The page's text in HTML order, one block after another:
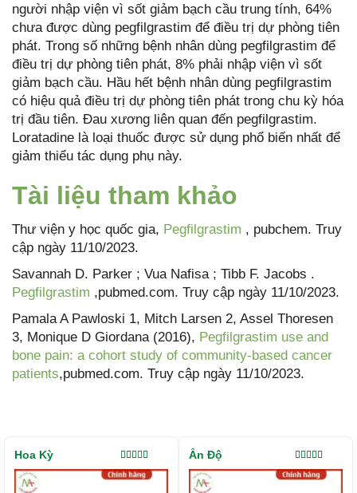
người nhập viện vì sốt giảm bạch cầu trung tính, 64%
chưa được dùng pegfilgrastim để điều trị dự phòng tiên
phát. Trong số những bệnh nhân dùng pegfilgrastim để
điều trị dự phòng tiên phát, 8% phải nhập viện vì sốt
giảm bạch cầu. Hầu hết bệnh nhân dùng pegfilgrastim
có hiệu quả điều trị dự phòng tiên phát trong chu kỳ hóa
trị đầu tiên. Đau xương liên quan đến pegfilgrastim.
Loratadine là loại thuốc được sử dụng phổ biến nhất để
giảm thiểu tác dụng phụ này.
Tài liệu tham khảo
Thư viện y học quốc gia, Pegfilgrastim , pubchem. Truy
cập ngày 11/10/2023.
Savannah D. Parker ; Vua Nafisa ; Tibb F. Jacobs .
Pegfilgrastim ,pubmed.com. Truy cập ngày 11/10/2023.
Pamala A Pawloski 1, Mitch Larsen 2, Assel Thoresen
3, Monique D Giordana (2016), Pegfilgrastim use and
bone pain: a cohort study of community-based cancer
patients,pubmed.com. Truy cập ngày 11/10/2023.
Được xếp
hạng5.00
Hoa Kỳ
Được xếp
hạng5.00
Ấn Độ